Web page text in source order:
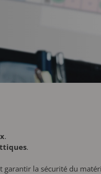
.
.
la sécurité du